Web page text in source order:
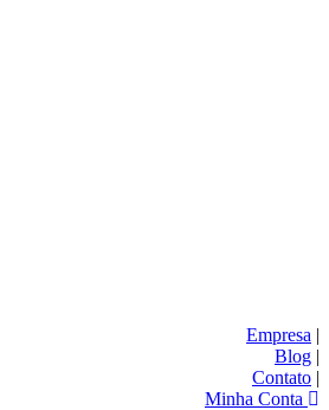
Empresa |
Blog |
Contato |
Minha Conta